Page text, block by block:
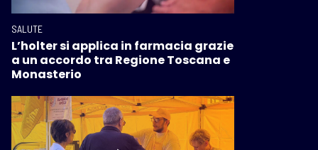
SALUTE
L’holter si applica in farmacia grazie
a un accordo tra Regione Toscana e
Monasterio